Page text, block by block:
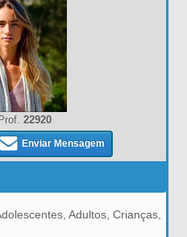
22920
Enviar Mensagem
Adultos, Crianças,